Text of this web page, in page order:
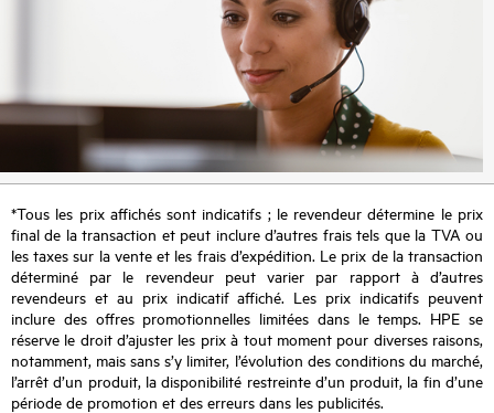
*Tous les prix affichés sont indicatifs ; le revendeur détermine le prix
final de la transaction et peut inclure d’autres frais tels que la TVA ou
les taxes sur la vente et les frais d’expédition. Le prix de la transaction
déterminé par le revendeur peut varier par rapport à d’autres
revendeurs et au prix indicatif affiché. Les prix indicatifs peuvent
inclure des offres promotionnelles limitées dans le temps. HPE se
réserve le droit d’ajuster les prix à tout moment pour diverses raisons,
notamment, mais sans s’y limiter, l’évolution des conditions du marché,
l’arrêt d’un produit, la disponibilité restreinte d’un produit, la fin d’une
période de promotion et des erreurs dans les publicités.